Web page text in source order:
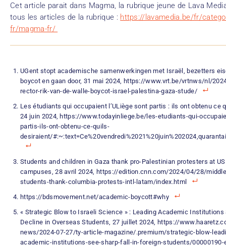
Cet article parait dans Magma, la rubrique jeune de Lava
tous les articles de la rubrique : https://lavamedia.be/fr/
fr/magma-fr/
UGent stopt academische samenwerkingen met Israël, bezetters
boycot en gaan door, 31 mai 2024, https://www.vrt.be/vrtnws/nl/
rector-rik-van-de-walle-boycot-israel-palestina-gaza-stude/
Les étudiants qui occupaient l’ULiège sont partis : ils ont obtenu ce
24 juin 2024, https://www.todayinliege.be/les-etudiants-qui-
partis-ils-ont-obtenu-ce-quils-
desiraient/
Students and children in Gaza thank pro-Palestinian protesters at
campuses, 28 avril 2024, https://edition.cnn.com/2024/04/28/
students-thank-columbia-protests-intl-latam/index.html
https://bdsmovement.net/academic-boycott#why
« Strategic Blow to Israeli Science » : Leading Academic Institutions
Decline in Overseas Students, 27 juillet 2024, https://
news/2024-07-27/ty-article-magazine/.premium/strategic-blow-
academic-institutions-see-sharp-fall-in-foreign-students/00000190-